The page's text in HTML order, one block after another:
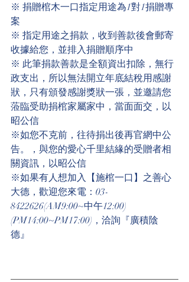
※ 捐贈棺木一口指定用途為1對1捐贈專
案
※ 指定用途之捐款，收到善款後會郵寄
收據給您，並排入捐贈順序中
※ 此筆捐款善款是全額資出扣除，無行
政支出，所以無法開立年底結稅用感謝
狀，只有頒發感謝獎狀一張，並邀請您
蒞臨受助捐棺家屬家中，當面面交，以
昭公信
※如您不克前，往待捐出後再官網中公
告。，與您的愛心千里結緣的受贈者相
關資訊，以昭公信
※如果有人想加入【施棺一口】之善心
大德，歡迎您來電：03-
8422626(AM9:00~中午12:00)
(PM14:00~PM17:00)，洽詢『廣積陰
德』